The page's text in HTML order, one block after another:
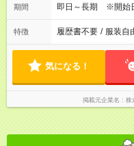
期間 即日～長期 ※開始
特徴 履歴書不要 / 服装自
気になる！
掲載元企業名 株